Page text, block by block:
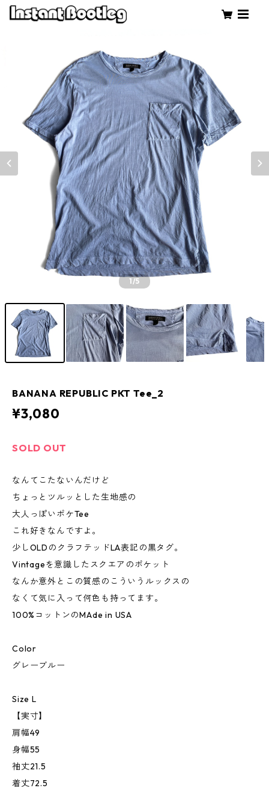
1/5
BANANA REPUBLIC PKT Tee_2
¥3,080
SOLD OUT
なんてこたないんだけど
ちょっとツルッとした生地感の
大人っぽいポケTee
これ好きなんですよ。
少しOLDのクラフテッドLA表記の黒タグ。
Vintageを意識したスクエアのポケット
なんか意外とこの質感のこういうルックスの
なくて気に入って何色も持ってます。
100%コットンのMAde in USA
Color
グレーブルー
Size L
【実寸】
肩幅49
身幅55
袖丈21.5
着丈72.5